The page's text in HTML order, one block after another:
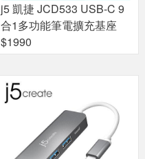
j5 凱捷 JCD533 USB-C 9
合1多功能筆電擴充基座
$1990